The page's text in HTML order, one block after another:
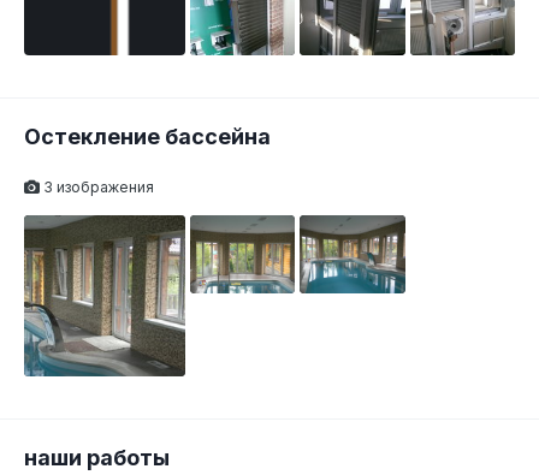
Остекление бассейна
3 изображения
наши работы